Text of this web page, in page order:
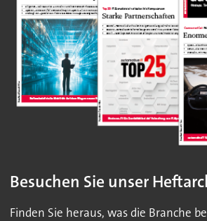
Besuchen Sie unser
Finden Sie heraus, was die Branche